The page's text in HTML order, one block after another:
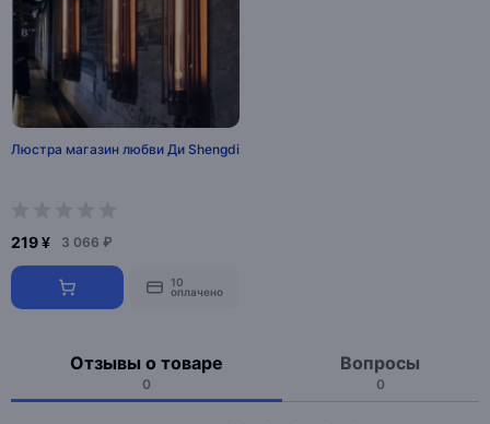
Люстра магазин любви Ди Shengdi
219 ¥ 3 066 ₽
10
оплачено
Отзывы о товаре
0
Вопросы
0